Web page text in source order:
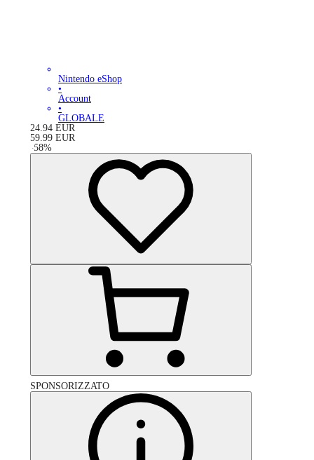
Nintendo eShop
•
Account
•
GLOBALE
24.94 EUR
59.99 EUR
-58%
SPONSORIZZATO